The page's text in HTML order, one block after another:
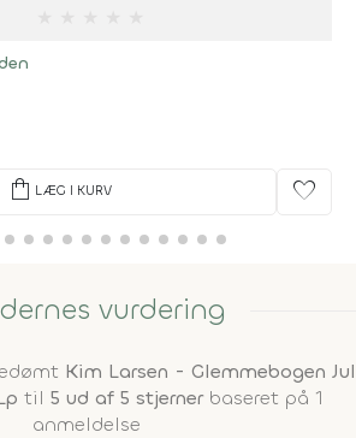
shopping_bag LÆG I KURV favorite
vurdering
Kim Larsen - Glemmebogen Jul
til 5 ud af 5 stjernerbaseret på 1
anmeldelse